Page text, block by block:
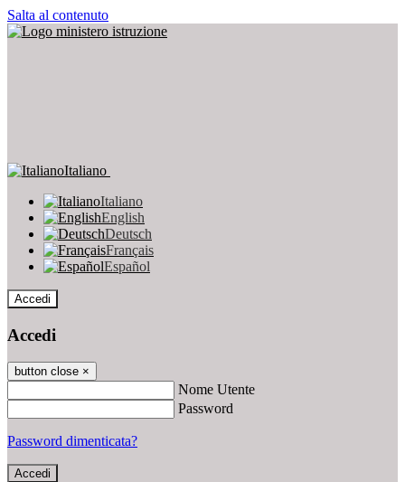
Salta al contenuto
Italiano
Italiano
English
Deutsch
Français
Español
Accedi
Accedi
button close ×
Nome Utente
Password
Password dimenticata?